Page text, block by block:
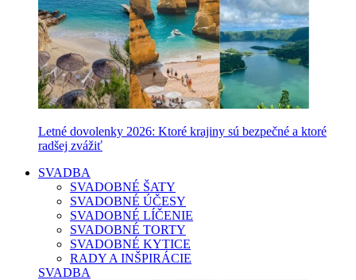
Letné dovolenky 2026: Ktoré krajiny sú bezpečné a ktoré
radšej zvážiť
SVADBA
SVADOBNÉ ŠATY
SVADOBNÉ ÚČESY
SVADOBNÉ LÍČENIE
SVADOBNÉ TORTY
SVADOBNÉ KYTICE
RADY A INŠPIRÁCIE
SVADBA